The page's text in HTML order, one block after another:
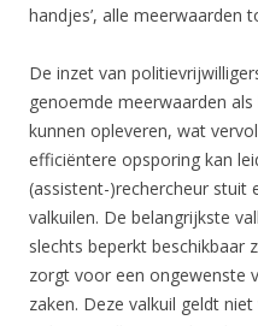
handjes’, alle meerwaarden
De inzet van
genoemde meerwaarden
kunnen opleveren, wat
efficiëntere opsporing kan
(assistent-)rechercheur stuit
valkuilen. De belangrijkste
slechts beperkt beschikbaar
zorgt voor een ongewenste
zaken. Deze valkuil geldt